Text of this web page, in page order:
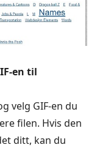
en til
velg GIF-en du
filen. Hvis den
ditt, kan du